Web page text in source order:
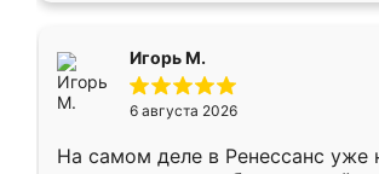
Игорь М.
6 августа 2026
На самом деле в Ренессанс уже